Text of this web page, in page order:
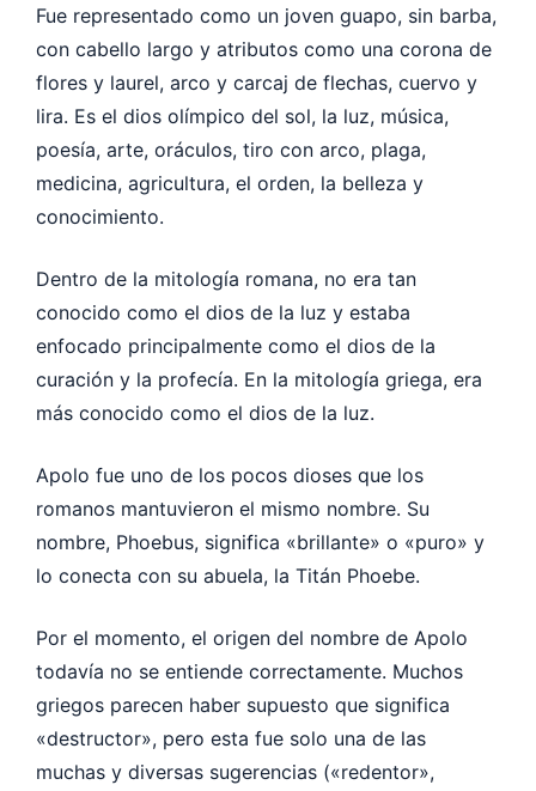
Fue representado como un joven guapo, sin barba,
con cabello largo y atributos como una corona de
flores y laurel, arco y carcaj de flechas, cuervo y
lira. Es el dios olímpico del sol, la luz, música,
poesía, arte, oráculos, tiro con arco, plaga,
medicina, agricultura, el orden, la belleza y
conocimiento.
Dentro de la mitología romana, no era tan
conocido como el dios de la luz y estaba
enfocado principalmente como el dios de la
curación y la profecía. En la mitología griega, era
más conocido como el dios de la luz.
Apolo fue uno de los pocos dioses que los
romanos mantuvieron el mismo nombre. Su
nombre, Phoebus, significa «brillante» o «puro» y
lo conecta con su abuela, la Titán Phoebe.
Por el momento, el origen del nombre de Apolo
todavía no se entiende correctamente. Muchos
griegos parecen haber supuesto que significa
«destructor», pero esta fue solo una de las
muchas y diversas sugerencias («redentor»,